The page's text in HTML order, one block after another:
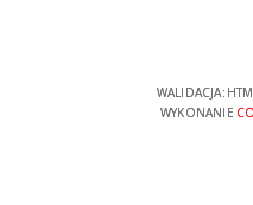
WALIDACJA:
WYKONANIE